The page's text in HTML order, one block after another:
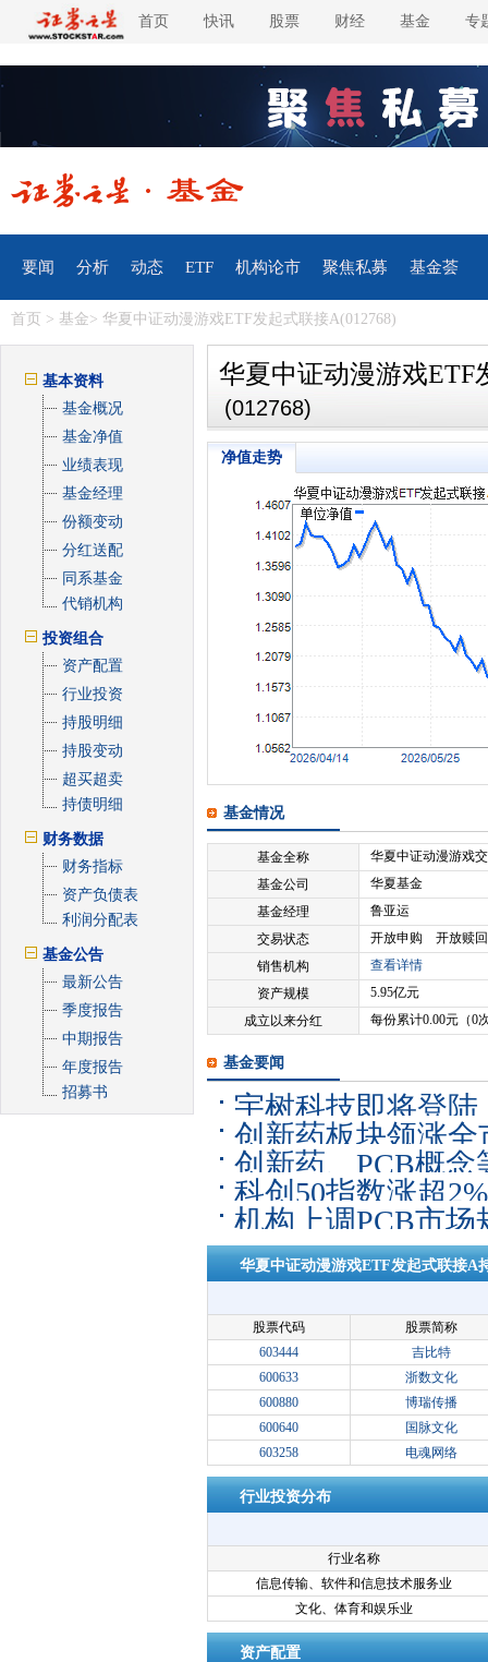
首页 快讯 股票 财经 基金 专
要闻 分析 动态 ETF 机构论市 聚焦私募 基金荟
首页 > 基金> 华夏中证动漫游戏ETF发起式联接A(012768)
基本资料
基金概况
基金净值
业绩表现
基金经理
份额变动
分红送配
同系基金
代销机构
投资组合
资产配置
行业投资
持股明细
持股变动
超买超卖
持债明细
财务数据
财务指标
资产负债表
利润分配表
基金公告
最新公告
季度报告
中期报告
年度报告
招募书
华夏中证动漫游戏ETF
(012768)
净值走势
基金情况
基金全称
华夏中证动漫游戏
基金公司
华夏基金
基金经理
鲁亚运
交易状态
开放申购 开放赎回
销售机构
查看详情
资产规模
5.95亿元
成立以来分红
每份累计0.00元（0
基金要闻
宇树科技即将登
人ETF易方达（
创新药板块领涨全
数涨近7%
创新药、PCB概念
证1000ETF易方达
科创50指数涨超
金”约74亿元
机构上调PCB市场
昨日获超2000万
华夏中证动漫游戏ETF发起式联接A
股票代码
股票简称
603444
吉比特
600633
浙数文化
600880
博瑞传播
600640
国脉文化
603258
电魂网络
行业投资分布
行业名称
信息传输、软件和信息技术服务业
文化、体育和娱乐业
资产配置